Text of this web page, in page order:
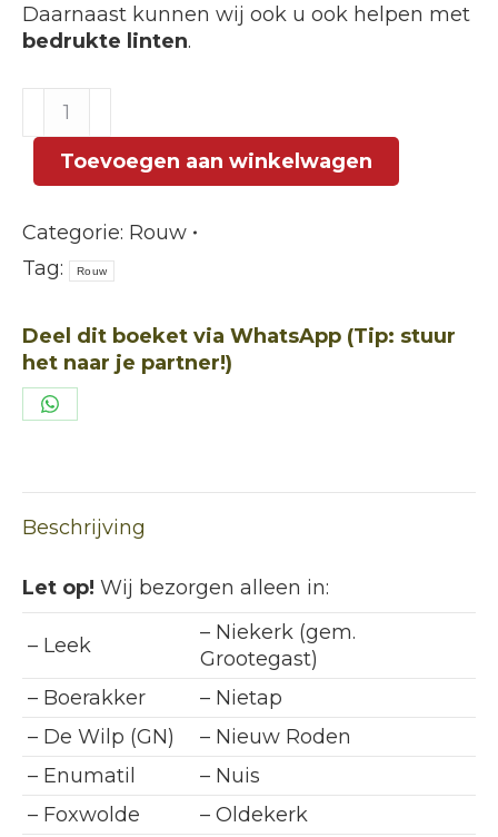
Daarnaast kunnen wij ook u ook helpen met
bedrukte linten.
Biedermeier
Rosé
aantalToevoegen aan winkelwagen
Categorie: Rouw
Tag:
Rouw
Deel dit boeket via WhatsApp (Tip: stuur
het naar je partner!)
Deel
Beschrijving
Let op! Wij bezorgen alleen in:
– Leek
– Niekerk (gem.
Grootegast)
– Boerakker
– Nietap
– De Wilp (GN)
– Nieuw Roden
– Enumatil
– Nuis
– Foxwolde
– Oldekerk